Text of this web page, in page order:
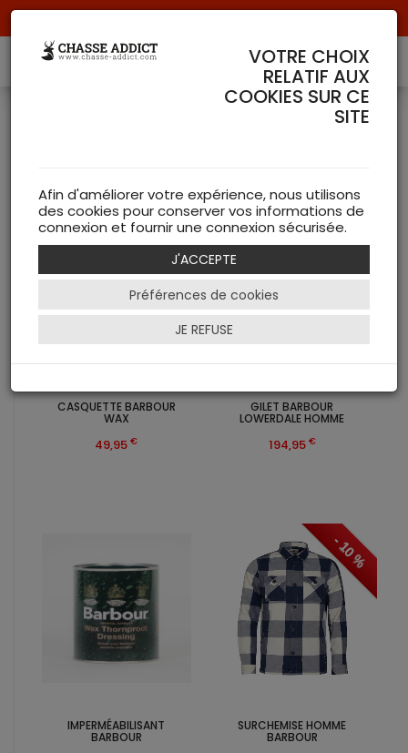
108résultat(s) pour "barbour"
CASQUETTE BARBOUR
WAX
49,95€
GILET BARBOUR
LOWERDALE HOMME
194,95 €
IMPERMÉABILISANT
BARBOUR
- 10 %
SURCHEMISE HOMME
BARBOUR
VOTRE CHOIX
RELATIF AUX
COOKIES SUR CE
SITE
Afin d'améliorer votre expérience, nous utilisons
des cookies pour conserver vos informations de
connexion et fournir une connexion sécurisée.
J'ACCEPTE
Préférences de cookies
JE REFUSE